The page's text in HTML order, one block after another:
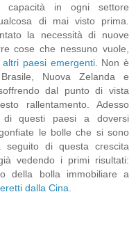
capacità in ogni settore
di mai visto prima.
la necessità di nuove
cose che nessuno vuole,
paesi emergenti. Non è
Nuova Zelanda e
dal punto di vista
rallentamento. Adesso
di questi paesi a doversi
le bolle che si sono
di questa crescita
vedendo i primi risultati:
della bolla immobiliare a
dalla Cina